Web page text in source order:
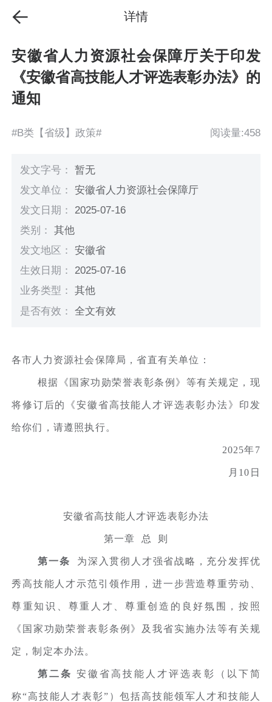
详情
安徽省人力资源社会保障厅关于印发
《安徽省高技能人才评选表彰办法》的
通知
#B类【省级】政策# 阅读量:458
发文字号：暂无
发文单位：安徽省人力资源社会保障厅
发文日期： 2025-07-16
类别：其他
发文地区：安徽省
生效日期： 2025-07-16
业务类型：其他
是否有效：全文有效
各市人力资源社会保障局，省直有关单位：
根据《国家功勋荣誉表彰条例》等有关规定，现
将修订后的《安徽省高技能人才评选表彰办法》印发
给你们，请遵照执行。
2025年7
月10日
安徽省高技能人才评选表彰办法
第一章 总 则
第一条 为深入贯彻人才强省战略，充分发挥优
秀高技能人才示范引领作用，进一步营造尊重劳动、
尊重知识、尊重人才、尊重创造的良好氛围，按照
《国家功勋荣誉表彰条例》及我省实施办法等有关规
定，制定本办法。
第二条安徽省高技能人才评选表彰（以下简
称“高技能人才表彰”）包括高技能领军人才和技能人